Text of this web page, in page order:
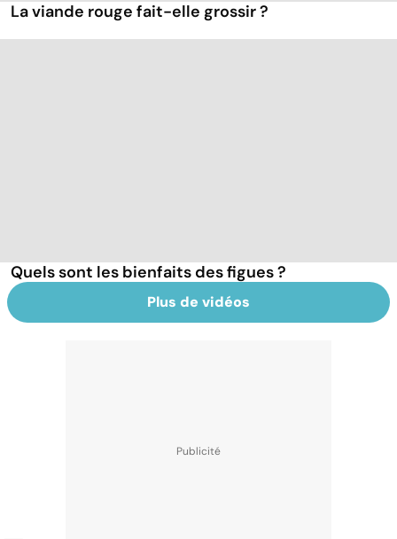
La viande rouge fait-elle grossir ?
Quels sont les bienfaits des figues ?
Plus de vidéos